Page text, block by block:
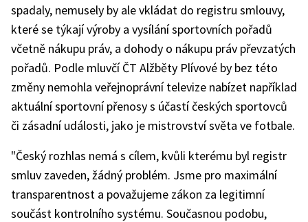
spadaly, nemusely by ale vkládat do registru smlouvy,
které se týkají výroby a vysílání sportovních pořadů
včetně nákupu práv, a dohody o nákupu práv převzatých
pořadů. Podle mluvčí ČT Alžběty Plívové by bez této
změny nemohla veřejnoprávní televize nabízet například
aktuální sportovní přenosy s účastí českých sportovců
či zásadní události, jako je mistrovství světa ve fotbale.
"Český rozhlas nemá s cílem, kvůli kterému byl registr
smluv zaveden, žádný problém. Jsme pro maximální
transparentnost a považujeme zákon za legitimní
součást kontrolního systému. Současnou podobu,